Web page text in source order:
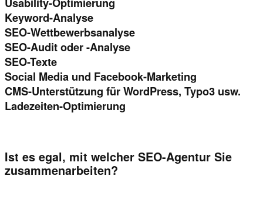
Keyword-Analyse
SEO-Wettbewerbsanalyse
SEO-Audit oder -Analyse
SEO-Texte
Social Media und Facebook-Marketing
CMS-Unterstützung für WordPress, Typo3 usw.
Ladezeiten-Optimierung
Ist es egal, mit welcher SEO-Agentur Sie
zusammenarbeiten?